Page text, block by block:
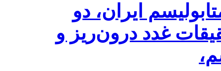
ایران، دو
غدد درون‌ریز و